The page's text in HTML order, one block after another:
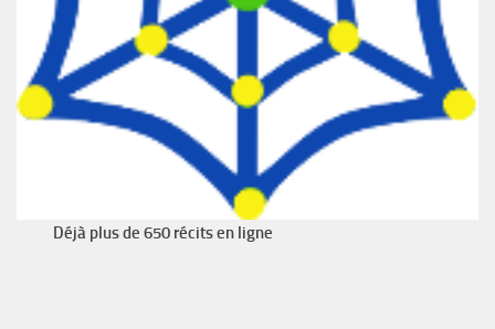
Déjà plus de 650 récits en ligne